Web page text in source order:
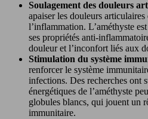
Soulagement des douleurs
apaiser les douleurs
l’inflammation. L’améthyste
ses propriétés anti-
douleur et l’inconfort liés aux
Stimulation du système
renforcer le système
infections. Des recherches ont
énergétiques de l’améthyste
globules blancs, qui jouent un
immunitaire.